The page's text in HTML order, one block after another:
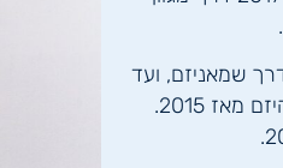
שמאניזם, ועד
פגאניזם, מג'יק, ומסורות מיסטיות מערביות. מורה למדיטציה ובודהיזם מאז 2015.